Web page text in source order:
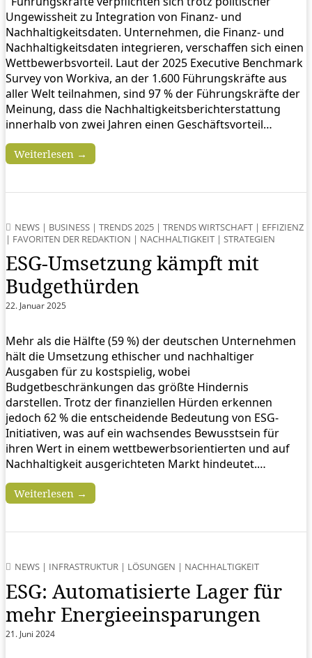
Ungewissheit zu Integration von Finanz- und
Nachhaltigkeitsdaten. Unternehmen, die Finanz- und
Nachhaltigkeitsdaten integrieren, verschaffen sich einen
Wettbewerbsvorteil. Laut der 2025 Executive Benchmark
Survey von Workiva, an der 1.600 Führungskräfte aus
aller Welt teilnahmen, sind 97 % der Führungskräfte der
Meinung, dass die Nachhaltigkeitsberichterstattung
innerhalb von zwei Jahren einen Geschäftsvorteil…
Weiterlesen →
NEWS | BUSINESS | TRENDS 2025 | TRENDS WIRTSCHAFT | EFFIZIENZ
| FAVORITEN DER REDAKTION | NACHHALTIGKEIT | STRATEGIEN
ESG-Umsetzung kämpft mit
Budgethürden
22. Januar 2025
Mehr als die Hälfte (59 %) der deutschen Unternehmen
hält die Umsetzung ethischer und nachhaltiger
Ausgaben für zu kostspielig, wobei
Budgetbeschränkungen das größte Hindernis
darstellen. Trotz der finanziellen Hürden erkennen
jedoch 62 % die entscheidende Bedeutung von ESG-
Initiativen, was auf ein wachsendes Bewusstsein für
ihren Wert in einem wettbewerbsorientierten und auf
Nachhaltigkeit ausgerichteten Markt hindeutet.…
Weiterlesen →
NEWS | INFRASTRUKTUR | LÖSUNGEN | NACHHALTIGKEIT
ESG: Automatisierte Lager für
mehr Energieeinsparungen
21. Juni 2024